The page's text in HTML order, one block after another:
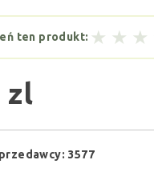
ten produkt: ★ ★ ★
zl
3577